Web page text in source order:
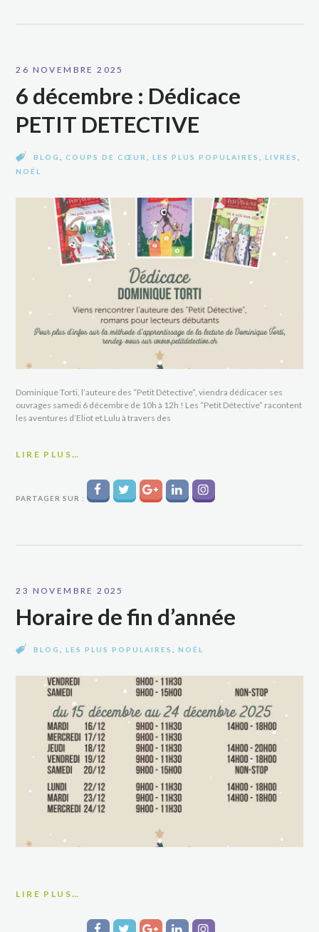
26 NOVEMBRE 2025
6 décembre : Dédicace
PETIT DETECTIVE
BLOG COUPS DE CŒUR ,LES PLUS POPULAIRES ,LIVRES
NOËL
Dominique Torti, l’auteure des “Petit Détective”, viendra dédicacer ses
ouvrages samedi 6 décembre de 10h à 12h ! Les “Petit Détective” racontent
les aventures d’Eliot et Lulu à travers des
LIRE PLUS…
PARTAGER SUR :
23 NOVEMBRE 2025
Horaire de fin d’année
BLOG ,LES PLUS POPULAIRES ,NOËL
LIRE PLUS…